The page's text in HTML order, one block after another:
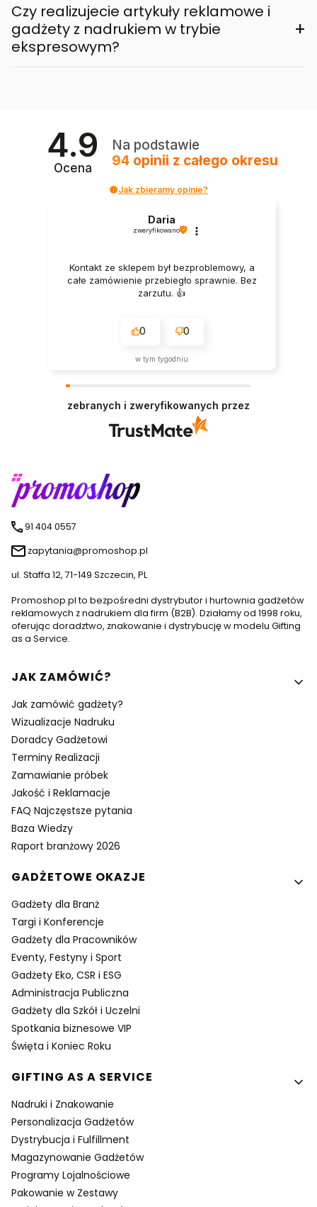
Czy realizujecie artykuły reklamowe i
gadżety z nadrukiem w trybie
ekspresowym?
+
4.9
Ocena
Na podstawie
94 opinii z całego okresu
Jak zbieramy opinie?
Daria
zweryfikowano
Kontakt ze sklepem był bezproblemowy, a
całe zamówienie przebiegło sprawnie. Bez
zarzutu. 👍️
0 0
w tym tygodniu
zebranych i zweryfikowanych przez
91 404 0557
zapytania@promoshop.pl
ul. Staffa 12, 71-149 Szczecin, PL
Promoshop.pl to bezpośredni dystrybutor i hurtownia gadżetów
reklamowych z nadrukiem dla firm (B2B). Działamy od 1998 roku,
oferując doradztwo, znakowanie i dystrybucję w modelu Gifting
as a Service.
Linki w stopce
JAK ZAMÓWIĆ?
Jak zamówić gadżety?
Wizualizacje Nadruku
Doradcy Gadżetowi
Terminy Realizacji
Zamawianie próbek
Jakość i Reklamacje
FAQ Najczęstsze pytania
Baza Wiedzy
Raport branżowy 2026
GADŻETOWE OKAZJE
Gadżety dla Branż
Targi i Konferencje
Gadżety dla Pracowników
Eventy, Festyny i Sport
Gadżety Eko, CSR i ESG
Administracja Publiczna
Gadżety dla Szkół i Uczelni
Spotkania biznesowe VIP
Święta i Koniec Roku
GIFTING AS A SERVICE
Nadruki i Znakowanie
Personalizacja Gadżetów
Dystrybucja i Fulfillment
Magazynowanie Gadżetów
Programy Lojalnościowe
Pakowanie w Zestawy